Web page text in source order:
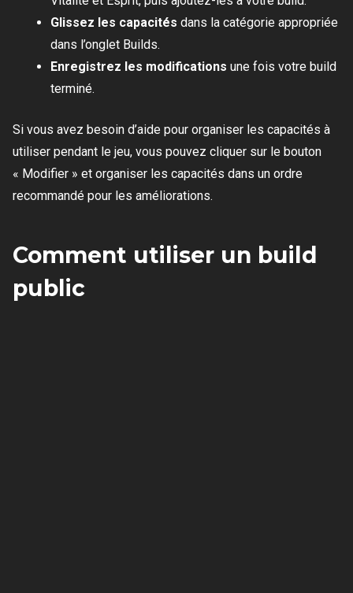
Glissez les capacités dans la catégorie appropriée
dans l’onglet Builds.
Enregistrez les modifications une fois votre build
terminé.
Si vous avez besoin d’aide pour organiser les capacités à
utiliser pendant le jeu, vous pouvez cliquer sur le bouton
« Modifier » et organiser les capacités dans un ordre
recommandé pour les améliorations.
Comment utiliser un build
public